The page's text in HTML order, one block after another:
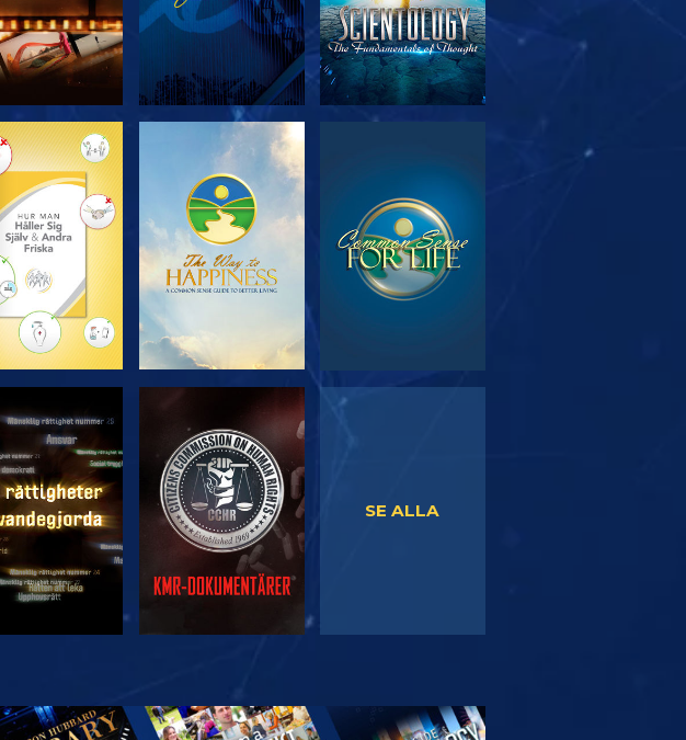
UTFORSKA
SERIEN
UTFORSKA
SERIEN
TITTA TITTA
TITTA
UTFORSKA
SERIEN
SE ALLA